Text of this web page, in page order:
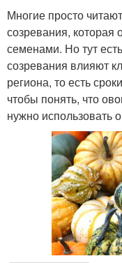
Многие просто
созревания, которая
семенами. Но тут
созревания влияют
региона, то есть
чтобы понять, что
нужно использовать